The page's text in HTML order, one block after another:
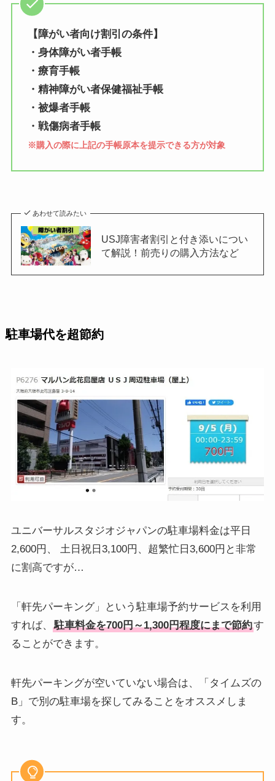
【障がい者向け割引の条件】
・身体障がい者手帳
・療育手帳
・精神障がい者保健福祉手帳
・被爆者手帳
・戦傷病者手帳
※購入の際に上記の手帳原本を提示できる方が対象
あわせて読みたい
USJ障害者割引と付き添いについ
て解説！前売りの購入方法など
駐車場代を超節約
ユニバーサルスタジオジャパンの駐車場料金は平日
2,600円、 土日祝日3,100円、超繁忙日3,600円と非常
に割高ですが…
「軒先パーキング」という駐車場予約サービスを利用
すれば、
駐車料金を700円～1,300円程度にまで節約す
ることができます。
軒先パーキングが空いていない場合は、「タイムズの
B」で別の駐車場を探してみることをオススメしま
す。